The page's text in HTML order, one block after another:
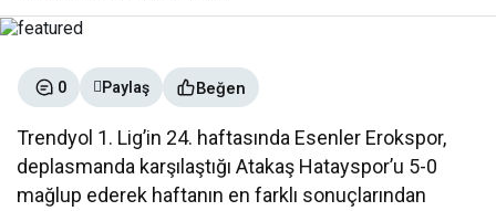
0 Paylaş Beğen
Trendyol 1. Lig’in 24. haftasında Esenler Erokspor,
deplasmanda karşılaştığı Atakaş Hatayspor’u 5-0
mağlup ederek haftanın en farklı sonuçlarından